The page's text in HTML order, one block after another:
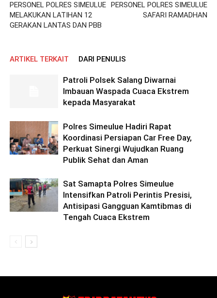
PERSONEL POLRES SIMEULUE
MELAKUKAN LATIHAN 12
GERAKAN LANTAS DAN PBB
PERSONEL POLRES SIMEULUE
SAFARI RAMADHAN
ARTIKEL TERKAIT DARI PENULIS
Patroli Polsek Salang Diwarnai
Imbauan Waspada Cuaca Ekstrem
kepada Masyarakat
Polres Simeulue Hadiri Rapat
Koordinasi Persiapan Car Free Day,
Perkuat Sinergi Wujudkan Ruang
Publik Sehat dan Aman
Sat Samapta Polres Simeulue
Intensifkan Patroli Perintis Presisi,
Antisipasi Gangguan Kamtibmas di
Tengah Cuaca Ekstrem